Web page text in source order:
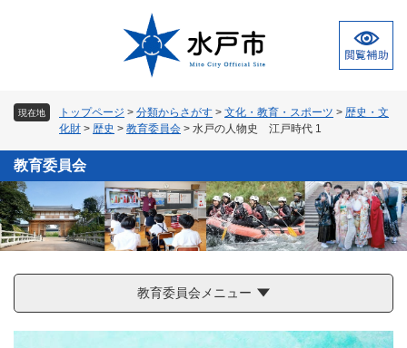
本
文
へ
現在地 トップページ > 分類からさがす > 文化・教育・スポーツ > 歴史・文
化財 > 歴史 > 教育委員会 > 水戸の人物史 江戸時代 1
教育委員会
教育委員会メニュー